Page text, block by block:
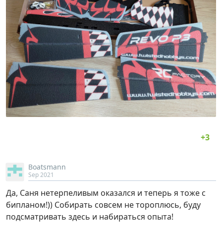
Boatsmann
Sep 2021
Да, Саня нетерпеливым оказался и теперь я тоже с
бипланом!)) Собирать совсем не тороплюсь, буду
подсматривать здесь и набираться опыта!